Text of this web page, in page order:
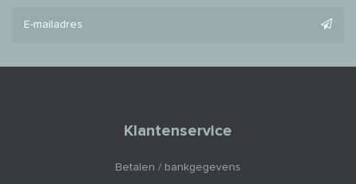
Klantenservice
Betalen / bankgegevens